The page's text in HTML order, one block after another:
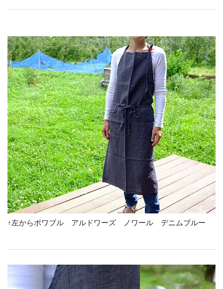
↑左からポワブル アルドワーズ ノワール デニムブルー